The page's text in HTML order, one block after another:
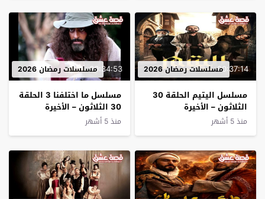
00:37:14مسلسلات رمضان 2026
مسلسل اليتيم الحلقة 30
الثلاثون – الأخيرة
منذ 5 أشهر
00:34:53مسلسلات رمضان 2026
مسلسل ما اختلفنا 3 الحلقة
30 الثلاثون – الأخيرة
منذ 5 أشهر